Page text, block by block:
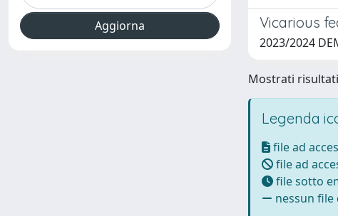
Vicarious
2023/2024
Mostrati
Legenda
file ad
file ad
file sotto
nessun